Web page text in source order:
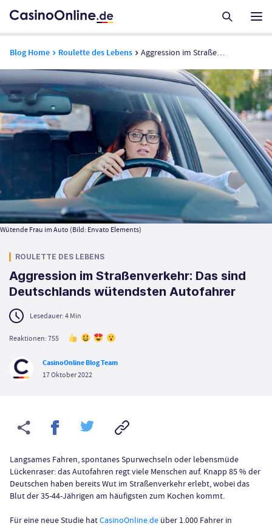
Blog Home Roulette des Lebens Aggression im Straßenverkehr: Das sind Deutschlands wütendsten Autofahrer
Wütende Frau im Auto (Bild: Envato Elements)
ROULETTE DES LEBENS
Aggression im Straßenverkehr: Das sind
Deutschlands wütendsten Autofahrer
Lesedauer:4Min
Reaktionen: 755
CasinoOnline Blog Team
17 Oktober 2022
Langsames Fahren, spontanes Spurwechseln oder lebensmüde
Lückenraser: das Autofahren regt viele Menschen auf. Knapp 85 % der
Deutschen haben bereits Wut im Straßenverkehr erlebt, wobei das
Blut der 35-44-Jährigen am häufigsten zum Kochen kommt.
Für eine neue Studie hatCasinoOnline.de über 1.000 Fahrer in